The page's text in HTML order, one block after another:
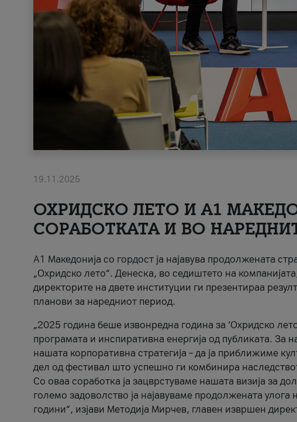
19.11.2025
ОХРИДСКО ЛЕТО И A1
СОРАБОТКАТА И ВО
A1 Македонија со гордост ја најавува продолжената
„Охридско лето“. Денеска, во седиштето на
директорите на двете институции ги презентираа
планови за наредниот период.
„2025 година беше извонредна година за ‘Охридско
програмата и инспиративна енергија од публиката. За
нашата корпоративна стратегија – да ја приближиме
дел од фестивал што успешно ги комбинира
Со оваа соработка ја зацврстуваме нашата визија за
големо задоволство ја најавуваме продолжената
години“, изјави Методија Мирчев, главен извршен